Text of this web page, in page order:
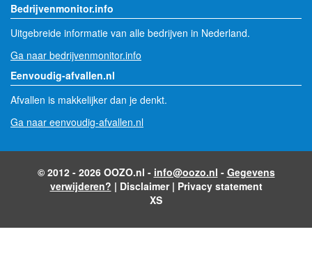
Bedrijvenmonitor.info
Uitgebreide informatie van alle bedrijven in Nederland.
Ga naar bedrijvenmonitor.info
Eenvoudig-afvallen.nl
Afvallen is makkelijker dan je denkt.
Ga naar eenvoudig-afvallen.nl
© 2012 - 2026 OOZO.nl - info@oozo.nl - Gegevens
verwijderen? | Disclaimer| Privacy statement
XS